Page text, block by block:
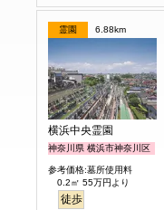
霊園 6.88km
横浜中央霊園
神奈川県 横浜市神奈川区
参考価格:墓所使用料
0.2㎡ 55万円より
徒歩